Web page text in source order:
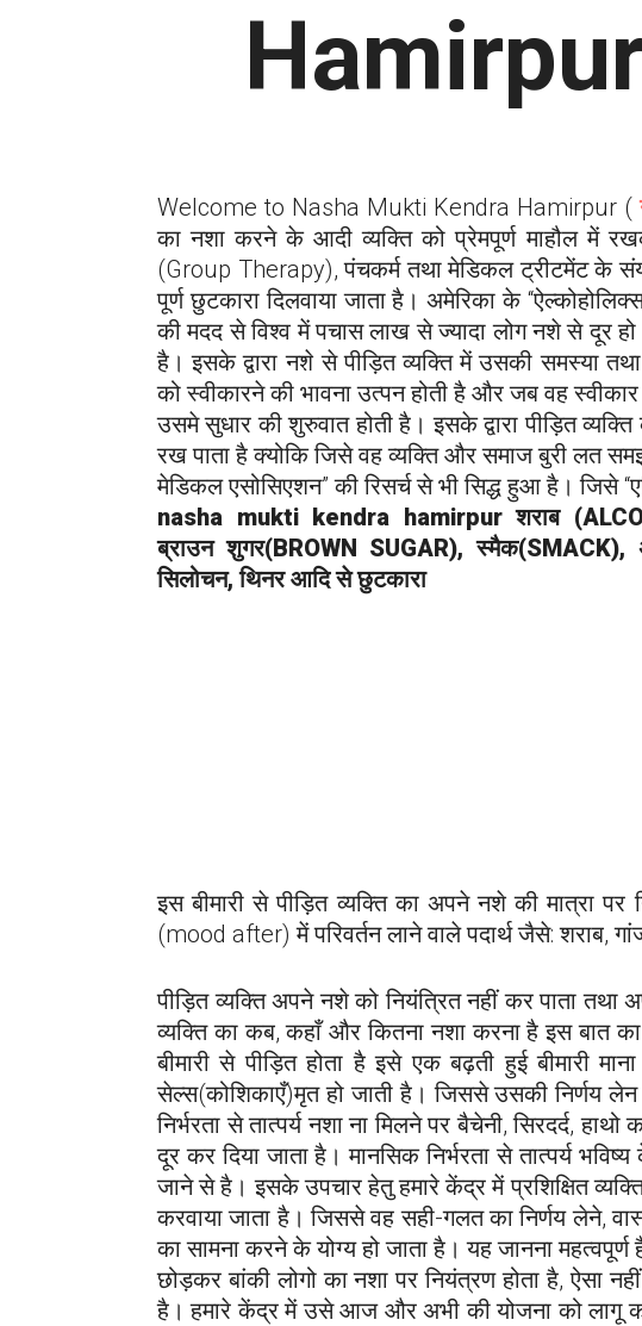
Welcome to Nasha Mukti Kendra Hamirpur (
का नशा करने के आदी व्यक्ति को प्रेमपूर्ण माहौल में
(Group Therapy), पंचकर्म तथा मेडिकल ट्रीटमेंट के
पूर्ण छुटकारा दिलवाया जाता है। अमेरिका के
की मदद से विश्व में पचास लाख से ज्यादा लोग नशे से दूर
है। इसके द्वारा नशे से पीड़ित व्यक्ति में उसकी समस्या
को स्वीकारने की भावना उत्पन होती है और जब वह
उसमे सुधार की शुरुवात होती है। इसके द्वारा पीड़ित
रख पाता है क्योकि जिसे वह व्यक्ति और समाज बुरी लत
मेडिकल एसोसिएशन” की रिसर्च से भी सिद्ध हुआ है। जिसे
nasha mukti kendra hamirpurशराब
ब्राउन शुगर(BROWN SUGAR),
सिलोचन, थिनर आदि से छुटकारा
इस बीमारी से पीड़ित व्यक्ति का अपने नशे की मात्रा
(mood after) में परिवर्तन लाने वाले पदार्थ जैसे: शराब,
पीड़ित व्यक्ति अपने नशे को नियंत्रित नहीं कर पाता
व्यक्ति का कब, कहाँ और कितना नशा करना है इस बात
बीमारी से पीड़ित होता है इसे एक बढ़ती हुई बीमारी
सेल्स(कोशिकाएँ)मृत हो जाती है। जिससे उसकी निर्णय लेन
निर्भरता से तात्पर्य नशा ना मिलने पर बैचेनी, सिरदर्द,
दूर कर दिया जाता है। मानसिक निर्भरता से तात्पर्य
जाने से है। इसके उपचार हेतु हमारे केंद्र में प्रशिक्षित
करवाया जाता है। जिससे वह सही-गलत का निर्णय लेने,
का सामना करने के योग्य हो जाता है। यह जानना
छोड़कर बांकी लोगो का नशा पर नियंत्रण होता है, ऐसा
है। हमारे केंद्र में उसे आज और अभी की योजना को लागू